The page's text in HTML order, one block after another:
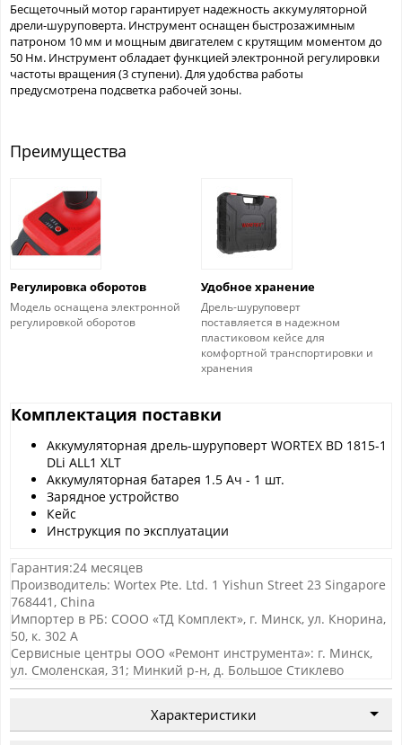
Бесщеточный мотор гарантирует надежность аккумуляторной
дрели-шуруповерта. Инструмент оснащен быстрозажимным
патроном 10 мм и мощным двигателем с крутящим моментом до
50 Нм. Инструмент обладает функцией электронной регулировки
частоты вращения (3 ступени). Для удобства работы
предусмотрена подсветка рабочей зоны.
Преимущества
Регулировка оборотов
Модель оснащена электронной
регулировкой оборотов
Удобное хранение
Дрель-шуруповерт
поставляется в надежном
пластиковом кейсе для
комфортной транспортировки и
хранения
Комплектация поставки
Аккумуляторная дрель-шуруповерт WORTEX BD 1815-1
DLi ALL1 XLT
Аккумуляторная батарея 1.5 Ач - 1 шт.
Зарядное устройство
Кейс
Инструкция по эксплуатации
Гарантия:24 месяцев
Производитель: Wortex Pte. Ltd. 1 Yishun Street 23 Singapore
768441, China
Импортер в РБ: СООО «ТД Комплект», г. Минск, ул. Кнорина,
50, к. 302 А
Сервисные центры ООО «Ремонт инструмента»: г. Минск,
ул. Смоленская, 31; Минкий р-н, д. Большое Стиклево
Характеристики